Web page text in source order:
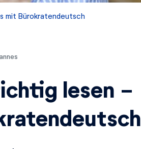
mit Bürokratendeutsch
lesen -